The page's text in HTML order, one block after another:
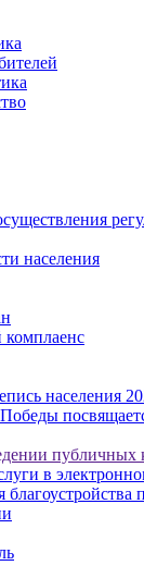
населения
населения
публичных
в